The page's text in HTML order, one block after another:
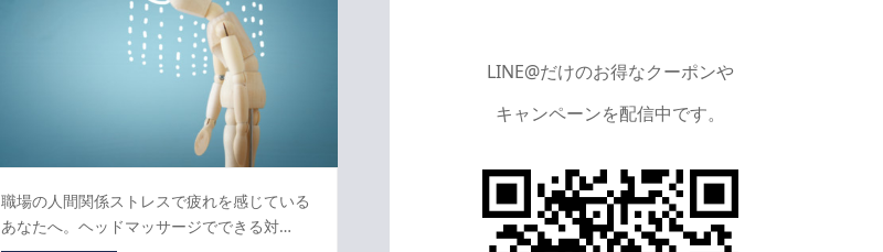
職場の人間関係ストレスで疲れを感じている
あなたへ。ヘッドマッサージでできる対…
LINE@だけのお得なクーポンや
キャンペーンを配信中です。